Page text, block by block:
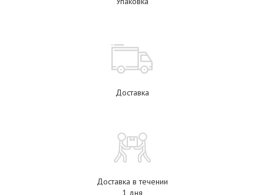
Доставка
Доставка в течении
1 дня